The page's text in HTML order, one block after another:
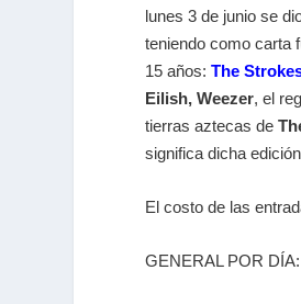
lunes 3 de junio se
teniendo como carta
15 años: The
Eilish, Weezer, el
tierras aztecas de
significa dicha
El costo de las
GENERAL POR DÍA: